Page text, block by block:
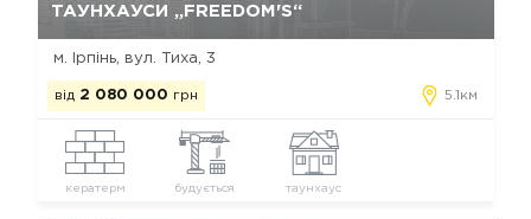
ТАУНХАУСИ „FREEDOM'S“
м. Ірпінь, вул. Тиха, 3
від 2 080 000 грн 5.1км
кератерм будується таунхаус